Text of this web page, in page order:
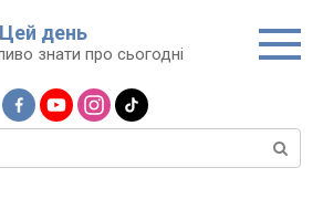
Цей день
знати про сьогодні